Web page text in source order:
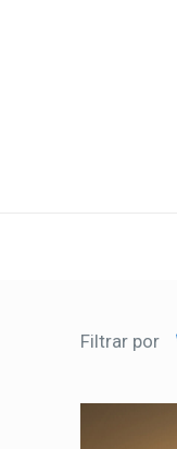
Filtrar por